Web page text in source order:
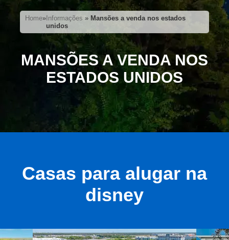
Home» Informações » Mansões a venda nos estados
unidos
MANSÕES A VENDA NOS
ESTADOS UNIDOS
Casas para alugar na
disney